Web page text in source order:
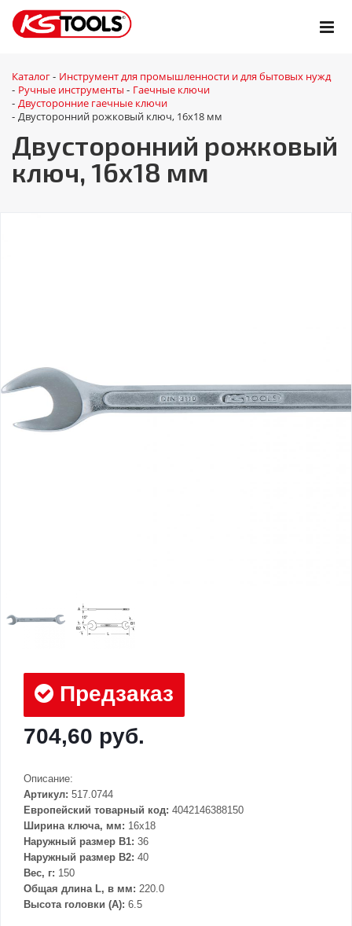
Каталог - Инструмент для промышленности и для бытовых нужд
- Ручные инструменты - Гаечные ключи
- Двусторонние гаечные ключи
- Двусторонний рожковый ключ, 16x18 мм
Двусторонний рожковый
ключ, 16x18 мм
Предзаказ
704,60 руб.
Описание:
Артикул: 517.0744
Европейский товарный код: 4042146388150
Ширина ключа, мм: 16x18
Наружный размер В1: 36
Наружный размер В2: 40
Вес, г: 150
Общая длина L, в мм: 220.0
Высота головки (А): 6.5